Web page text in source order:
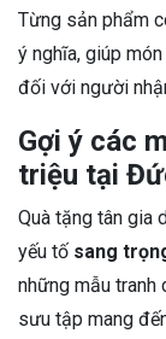
Từng sản phẩm
ý nghĩa, giúp
đối với người
Gợi ý các
triệu tại
Quà tặng tân gia
yếu tố sang
những mẫu tranh
sưu tập mang